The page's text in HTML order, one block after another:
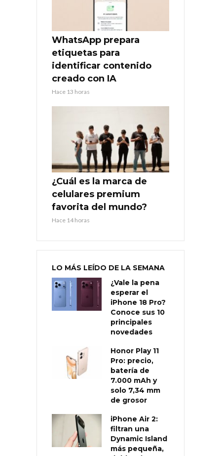
WhatsApp prepara
etiquetas para
identificar contenido
creado con IA
Hace 13 horas
¿Cuál es la marca de
celulares premium
favorita del mundo?
Hace 14 horas
LO MÁS LEÍDO DE LA SEMANA
¿Vale la pena
esperar el
iPhone 18 Pro?
Conoce sus 10
principales
novedades
Honor Play 11
Pro: precio,
batería de
7.000 mAh y
solo 7,34 mm
de grosor
iPhone Air 2:
filtran una
Dynamic Island
más pequeña,